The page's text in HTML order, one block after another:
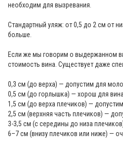
необходим для вызревания.
Стандартный уляж: от 0,5 до 2 см от
больше.
Если же мы говорим о выдержанном
стоимость вина. Существует даже
0,3 см (до верха) — допустим для
0,5 см (до горлышка) — хорош для
1,5 см (до верха плечиков) —
2,5 см (верхняя часть плечиков) —
3-3,5 см (с середины до низа
6–7 см (внизу плечиков или ниже) —